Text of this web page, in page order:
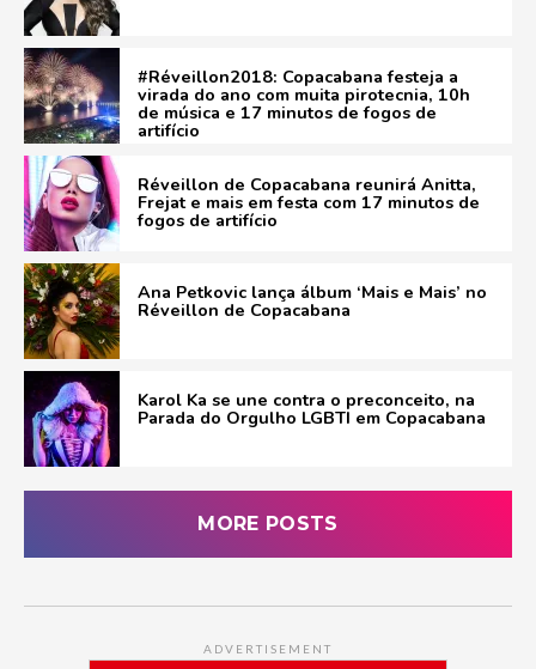
#Réveillon2018: Copacabana festeja a
virada do ano com muita pirotecnia, 10h
de música e 17 minutos de fogos de
artifício
Réveillon de Copacabana reunirá Anitta,
Frejat e mais em festa com 17 minutos de
fogos de artifício
Ana Petkovic lança álbum ‘Mais e Mais’ no
Réveillon de Copacabana
Karol Ka se une contra o preconceito, na
Parada do Orgulho LGBTI em Copacabana
MORE POSTS
ADVERTISEMENT